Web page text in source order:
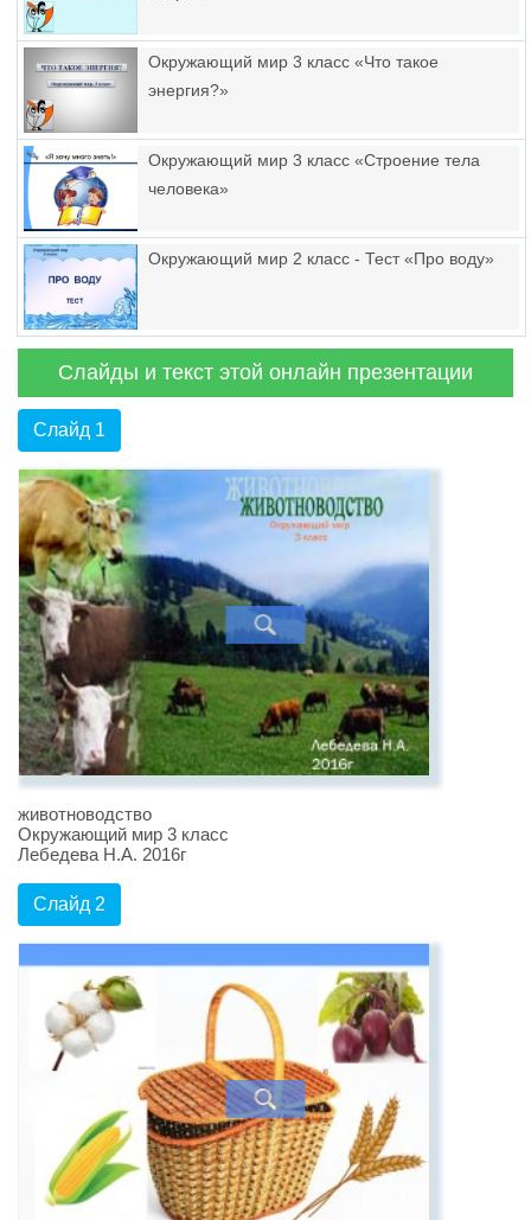
Окружающий мир 3 класс «Что такое
энергия?»
Окружающий мир 3 класс «Строение тела
человека»
Окружающий мир 2 класс - Тест «Про воду»
Слайды и текст этой онлайн презентации
Слайд 1
животноводство
Окружающий мир 3 класс
Лебедева Н.А. 2016г
Слайд 2